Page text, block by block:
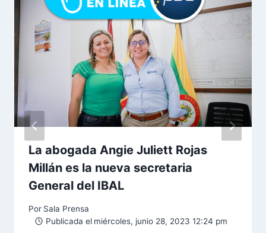
La abogada Angie Juliett Rojas
Millán es la nueva secretaria
General del IBAL
Por Sala Prensa
Publicada el miércoles, junio 28, 2023 12:24 pm